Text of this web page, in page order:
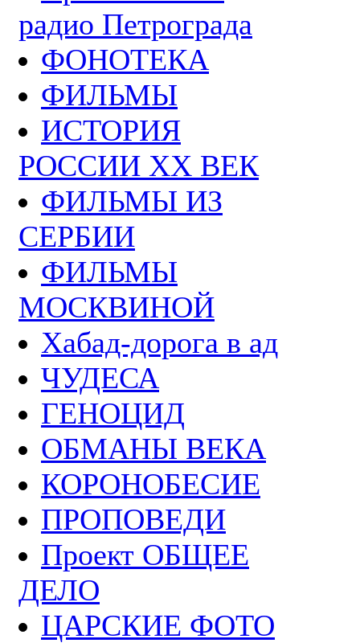
радио Петрограда
ФОНОТЕКА
ФИЛЬМЫ
ИСТОРИЯ
РОССИИ ХХ ВЕК
ФИЛЬМЫ ИЗ
СЕРБИИ
ФИЛЬМЫ
МОСКВИНОЙ
Хабад-дорога в ад
ЧУДЕСА
ГЕНОЦИД
ОБМАНЫ ВЕКА
КОРОНОБЕСИЕ
ПРОПОВЕДИ
Проект ОБЩЕЕ
ДЕЛО
ЦАРСКИЕ ФОТО